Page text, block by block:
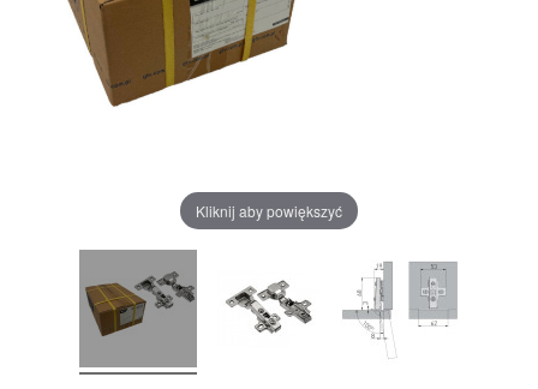
Kliknij aby powiększyć